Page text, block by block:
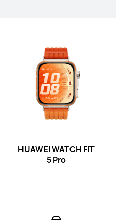
Band Series
HUAWEI WATCH FIT
5 Pro